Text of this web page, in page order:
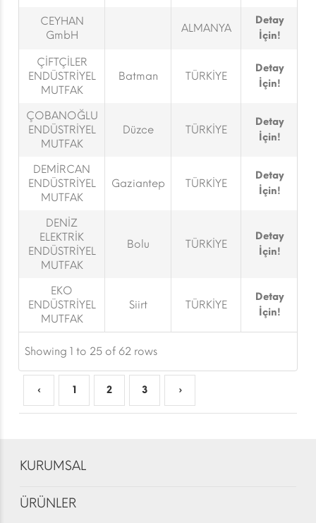
CEYHAN
GmbH
ALMANYA
Detay
İçin!
ÇİFTÇİLER
ENDÜSTRİYEL
MUTFAK
Batman TÜRKİYE
Detay
İçin!
ÇOBANOĞLU
ENDÜSTRİYEL
MUTFAK
Düzce TÜRKİYE
Detay
İçin!
DEMİRCAN
ENDÜSTRİYEL
MUTFAK
Gaziantep TÜRKİYE
Detay
İçin!
DENİZ
ELEKTRİK
ENDÜSTRİYEL
MUTFAK
Bolu TÜRKİYE
Detay
İçin!
EKO
ENDÜSTRİYEL
MUTFAK
Siirt TÜRKİYE
Detay
İçin!
Showing 1 to 25 of 62 rows
‹ 1 2 3 ›
KURUMSAL
ÜRÜNLER